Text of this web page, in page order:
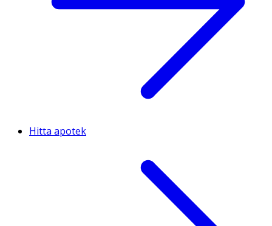
Hitta apotek